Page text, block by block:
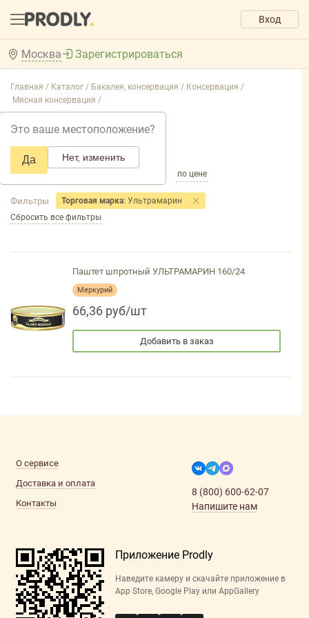
Вход
Москва
Это ваше местоположение?
Да Нет, изменить
Зарегистрироваться
Главная / Каталог / Бакалея, консервация / Консервация /
Мясная консервация /
Добавить фильтр товаров
по популярности по цене
Фильтры Торговая марка: Ультрамарин
Сбросить все фильтры
Паштет шпротный УЛЬТРАМАРИН 160/24
Меркурий
66,36 руб/шт
Добавить в заказ
О сервисе
Доставка и оплата
Контакты
8 (800) 600-62-07
Напишите нам
Приложение Prodly
Наведите камеру и скачайте приложение в
App Store, Google Play или AppGallery